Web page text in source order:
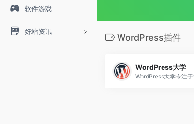
软件游戏
好站资讯
WordPress插件
WordPress大学